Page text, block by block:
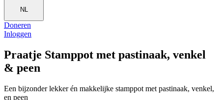
NL
Doneren
Inloggen
Praatje Stamppot met pastinaak, venkel
& peen
Een bijzonder lekker én makkelijke stamppot met pastinaak, venkel,
en peen